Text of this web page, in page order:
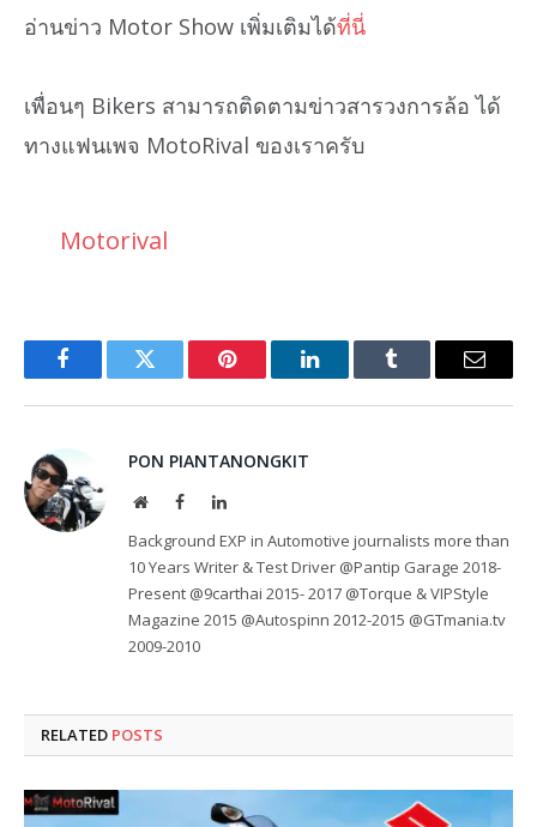
อ่านข่าว Motor Show เพิ่มเติมได้ที่นี่
เพื่อนๆ Bikers สามารถติดตามข่าวสารวงการล้อ ได้
ทางแฟนเพจ MotoRival ของเราครับ
Motorival
FacebookTwitter Pinterest LinkedInTumblr Email
PON PIANTANONGKIT
WebsiteFacebookLinkedIn
Background EXP in Automotive journalists more than
10 Years Writer & Test Driver @Pantip Garage 2018-
Present @9carthai 2015- 2017 @Torque & VIPStyle
Magazine 2015 @Autospinn 2012-2015 @GTmania.tv
2009-2010
RELATED POSTS